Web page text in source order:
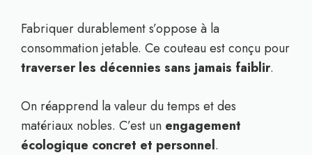
Fabriquer durablement s’oppose à la
consommation jetable. Ce couteau est conçu pour
traverser les décennies sans jamais faiblir.
On réapprend la valeur du temps et des
matériaux nobles. C’est un engagement
écologique concret et personnel.